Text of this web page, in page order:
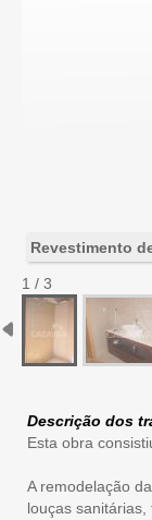
Revestimento
1 / 3
Descrição dos
Esta obra
A remodelação
louças